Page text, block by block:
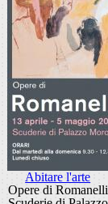
Abitare l'arte
Opere di Romanelli